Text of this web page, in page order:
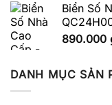
Biển Số
890.000
DANH MỤC SẢN